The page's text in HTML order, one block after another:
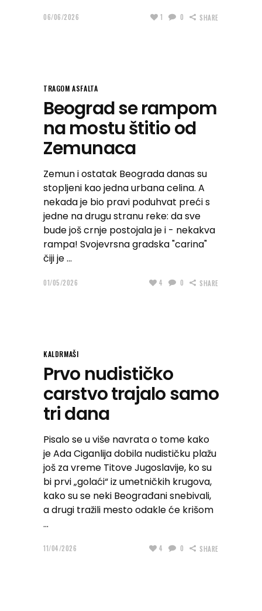
06/06/2026 1 0 SHARE
TRAGOM ASFALTA
Beograd se rampom
na mostu štitio od
Zemunaca
Zemun i ostatak Beograda danas su
stopljeni kao jedna urbana celina. A
nekada je bio pravi poduhvat preći s
jedne na drugu stranu reke: da sve
bude još crnje postojala je i - nekakva
rampa! Svojevrsna gradska "carina"
čiji je
01/05/2026 4 0 SHARE
KALDRMAŠI
Prvo nudističko
carstvo trajalo samo
tri dana
Pisalo se u više navrata o tome kako
je Ada Ciganlija dobila nudističku plažu
još za vreme Titove Jugoslavije, ko su
bi prvi „golaći“ iz umetničkih krugova,
kako su se neki Beograđani snebivali,
a drugi tražili mesto odakle će krišom
11/04/2026 4 0 SHARE